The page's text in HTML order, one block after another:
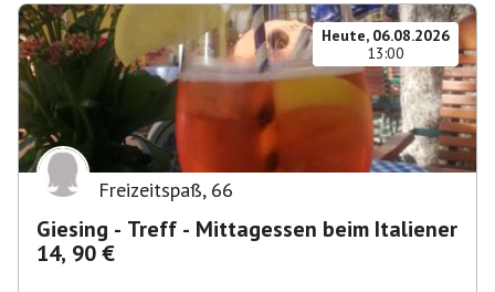
Heute, 06.08.2026
13:00
Freizeitspaß, 66
Giesing - Treff - Mittagessen beim Italiener
14, 90 €